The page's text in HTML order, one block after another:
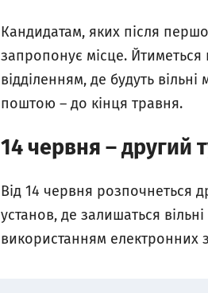
Кандидатам, яких після
запропонує місце.
відділенням, де будуть
поштою – до кінця травня.
14 червня – другий
Від 14 червня розпочнеться
установ, де залишаться
використанням електронних